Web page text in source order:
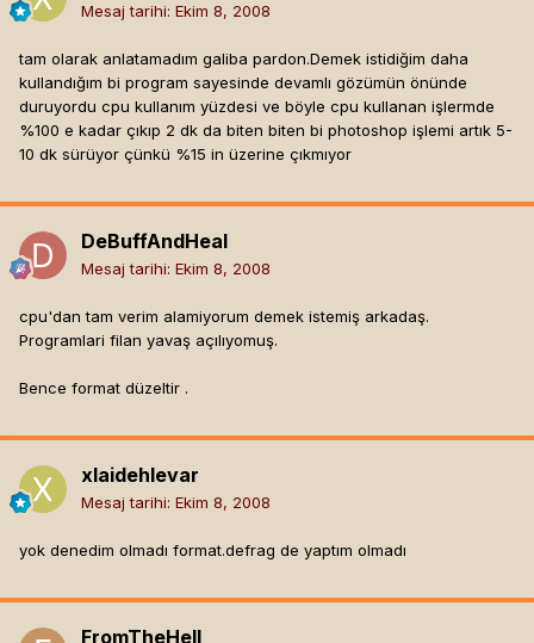
Mesaj tarihi: Ekim 8, 2008
tam olarak anlatamadım galiba pardon.Demek istidiğim daha
kullandığım bi program sayesinde devamlı gözümün önünde
duruyordu cpu kullanım yüzdesi ve böyle cpu kullanan işlermde
%100 e kadar çıkıp 2 dk da biten biten bi photoshop işlemi artık 5-
10 dk sürüyor çünkü %15 in üzerine çıkmıyor
DeBuffAndHeal
Mesaj tarihi: Ekim 8, 2008
cpu'dan tam verim alamiyorum demek istemiş arkadaş.
Programlari filan yavaş açılıyomuş.
Bence format düzeltir .
xlaidehlevar
Mesaj tarihi: Ekim 8, 2008
yok denedim olmadı format.defrag de yaptım olmadı
FromTheHell